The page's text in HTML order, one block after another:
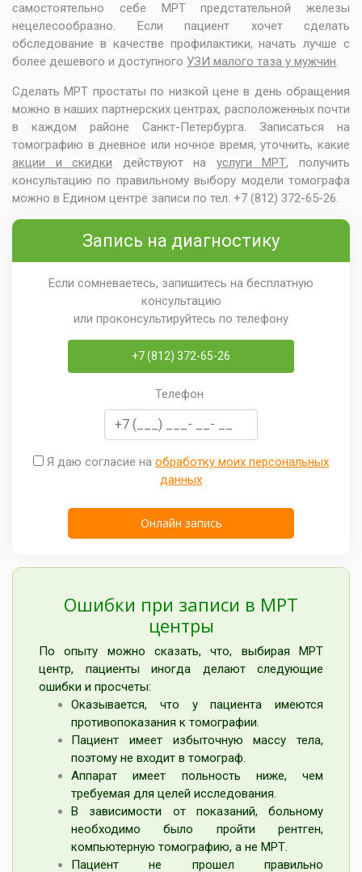
самостоятельно себе МРТ предстательной железы
нецелесообразно. Если пациент хочет сделать
обследование в качестве профилактики, начать лучше с
более дешевого и доступного УЗИ малого таза у мужчин.
Сделать МРТ простаты по низкой цене в день обращения
можно в наших партнерских центрах, расположенных почти
в каждом районе Санкт-Петербурга. Записаться на
томографию в дневное или ночное время, уточнить, какие
акции и скидки действуют на услуги МРТ, получить
консультацию по правильному выбору модели томографа
можно в Едином центре записи по тел. +7 (812) 372-65-26.
Запись на диагностику
Если сомневаетесь, запишитесь на бесплатную
консультацию
или проконсультируйтесь по телефону
+7 (812) 372-65-26
Телефон
Я даю согласие на обработку моих персональных
данных
Ошибки при записи в МРТ
центры
По опыту можно сказать, что, выбирая МРТ
центр, пациенты иногда делают следующие
ошибки и просчеты:
Оказывается, что у пациента имеются
противопоказания к томографии.
Пациент имеет избыточную массу тела,
поэтому не входит в томограф.
Аппарат имеет польность ниже, чем
требуемая для целей исследования.
В зависимости от показаний, больному
необходимо было пройти рентген,
компьютерную томографию, а не МРТ.
Пациент не прошел правильно